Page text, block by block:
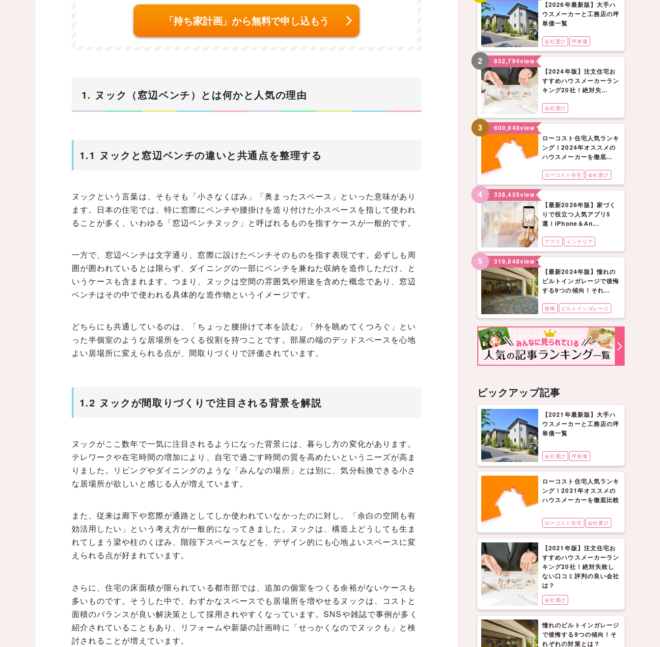
「持ち家計画」から無料で申し込もう
1. ヌック（窓辺ベンチ）とは何かと人気の理由
1.1 ヌックと窓辺ベンチの違いと共通点を整理する
ヌックという言葉は、そもそも「小さなくぼみ」「奥まったスペース」といった意味があり
ます。日本の住宅では、特に窓際にベンチや腰掛けを造り付けた小スペースを指して使われ
ることが多く、いわゆる「窓辺ベンチヌック」と呼ばれるものを指すケースが一般的です。
一方で、窓辺ベンチは文字通り、窓際に設けたベンチそのものを指す表現です。必ずしも周
囲が囲われているとは限らず、ダイニングの一部にベンチを兼ねた収納を造作しただけ、と
いうケースも含まれます。つまり、ヌックは空間の雰囲気や用途を含めた概念であり、窓辺
ベンチはその中で使われる具体的な造作物というイメージです。
どちらにも共通しているのは、「ちょっと腰掛けて本を読む」「外を眺めてくつろぐ」とい
った半個室のような居場所をつくる役割を持つことです。部屋の端のデッドスペースを心地
よい居場所に変えられる点が、間取りづくりで評価されています。
1.2 ヌックが間取りづくりで注目される背景を解説
ヌックがここ数年で一気に注目されるようになった背景には、暮らし方の変化があります。
テレワークや在宅時間の増加により、自宅で過ごす時間の質を高めたいというニーズが高ま
りました。リビングやダイニングのような「みんなの場所」とは別に、気分転換できる小さ
な居場所が欲しいと感じる人が増えています。
また、従来は廊下や窓際が通路としてしか使われていなかったのに対し、「余白の空間も有
効活用したい」という考え方が一般的になってきました。ヌックは、構造上どうしても生ま
れてしまう梁や柱のくぼみ、階段下スペースなどを、デザイン的にも心地よいスペースに変
えられる点が好まれています。
さらに、住宅の床面積が限られている都市部では、追加の個室をつくる余裕がないケースも
多いものです。そうした中で、わずかなスペースでも居場所を増やせるヌックは、コストと
面積のバランスが良い解決策として採用されやすくなっています。SNSや雑誌で事例が多く
紹介されていることもあり、リフォームや新築の計画時に「せっかくなのでヌックも」と検
討されることが増えています。
【2026年最新版】大手ハ
ウスメーカーと工務店の坪
単価一覧
会社選び 坪単価
2 832,794view
【2024年版】注文住宅お
すすめハウスメーカーラン
キング20社！絶対失...
会社選び
3 600,948view
ローコスト住宅人気ランキ
ング！2024年オススメの
ハウスメーカーを徹底...
ローコスト住宅 会社選び
4 338,435view
【最新2026年版】家づく
りで役立つ人気アプリ5
選！iPhone＆An...
アプリ インテリア
5 319,848view
【最新2024年版】憧れの
ビルトインガレージで後悔
する9つの傾向！それ...
後悔 ビルトインガレージ
ピックアップ記事
【2021年最新版】大手ハ
ウスメーカーと工務店の坪
単価一覧
会社選び 坪単価
ローコスト住宅人気ランキ
ング！2021年オススメの
ハウスメーカーを徹底比較
ローコスト住宅 会社選び
【2021年版】注文住宅お
すすめハウスメーカーラン
キング20社！絶対失敗し
ない口コミ評判の良い会社
は？
会社選び
憧れのビルトインガレージ
で後悔する9つの傾向！そ
れぞれの対策とは？